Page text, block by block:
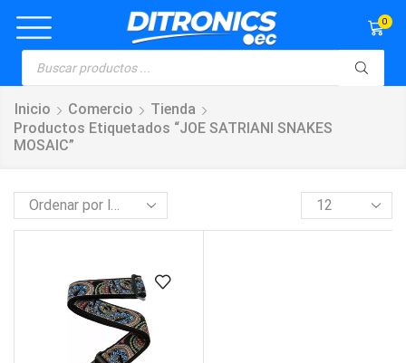
0
Inicio Comercio
Tienda
Productos Etiquetados “JOE SATRIANI SNAKES
MOSAIC”